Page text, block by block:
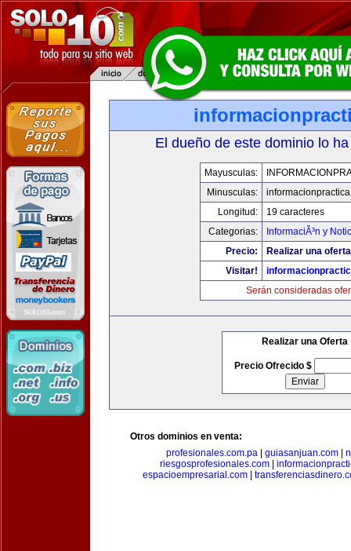
El dueño de este dominio lo
Mayusculas:
Minusculas:
Longitud:
19 caracteres
Categorias:
InformaciÃ³n y
Precio:
Realizar una
Visitar!
Serán consideradas
Realizar una Oferta
Precio Ofrecido $
Otros dominios en venta:
profesionales.com.pa
guiasanjuan.com
riesgosprofesionales.com
espacioempresarial.com